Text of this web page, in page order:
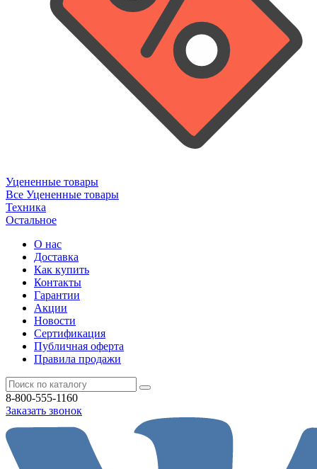
Уцененные товары
Все Уцененные товары
Техника
Остальное
О нас
Доставка
Как купить
Контакты
Гарантии
Акции
Новости
Cертификация
Публичная оферта
Правила продажи
8-800-555-1160
Заказать звонок